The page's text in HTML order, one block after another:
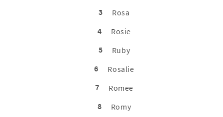
3
Rosa
4
Rosie
5
Ruby
6
Rosalie
7
Romee
8
Romy